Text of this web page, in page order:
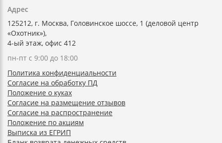
Адрес
125212, г. Москва, Головинское шоссе, 1 (деловой центр
«Охотник»),
4-ый этаж, офис 412
пн-пт с 9:00 до 18:00
Политика конфиденциальности
Согласие на обработку ПД
Положение о куках
Согласие на размещение отзывов
Согласие на распространение
Положение по акциям
Выписка из ЕГРИП